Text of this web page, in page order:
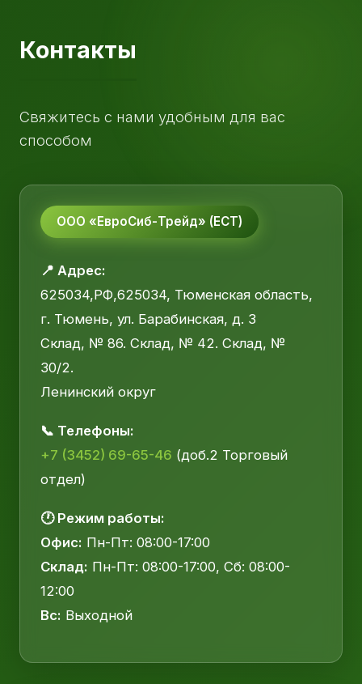
Контакты
Свяжитесь с нами удобным для вас
способом
ООО «ЕвроСиб-Трейд» (ЕСТ)
📍 Адрес:
625034,РФ,625034, Тюменская область,
г. Тюмень, ул. Барабинская, д. 3
Склад, № 86. Склад, № 42. Склад, №
30/2.
Ленинский округ
📞 Телефоны:
+7 (3452) 69-65-46 (доб.2 Торговый
отдел)
🕐 Режим работы:
Офис: Пн-Пт: 08:00-17:00
Склад: Пн-Пт: 08:00-17:00, Сб: 08:00-
12:00
Вс: Выходной